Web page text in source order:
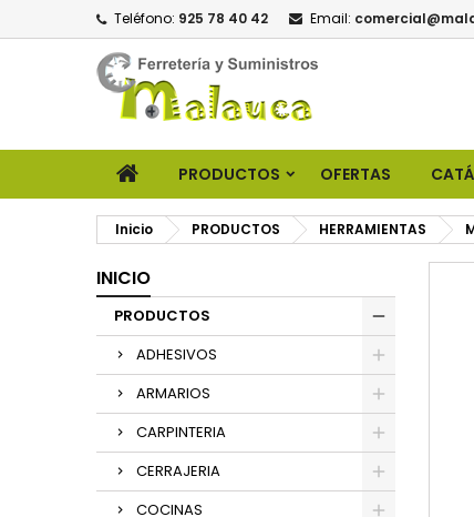
Teléfono: 925 78 40 42 Email:
PRODUCTOS OFERTAS
Inicio PRODUCTOS HERRAMIENTAS
INICIO
PRODUCTOS
ADHESIVOS
ARMARIOS
CARPINTERIA
CERRAJERIA
COCINAS